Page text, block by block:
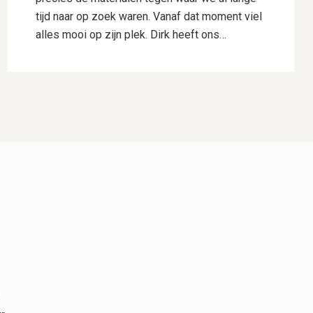
tijd naar op zoek waren. Vanaf dat moment viel
alles mooi op zijn plek. Dirk heeft ons